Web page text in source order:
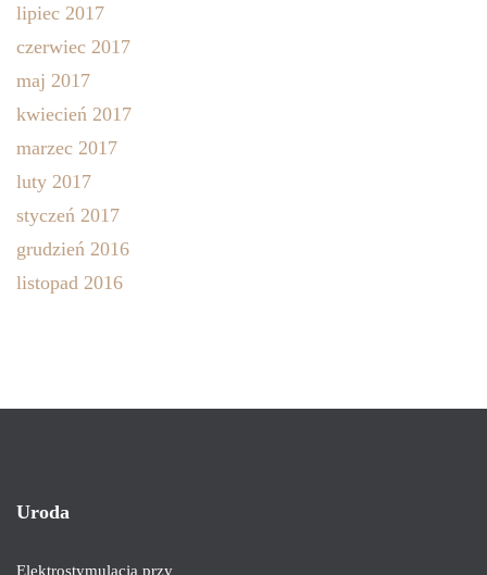
lipiec 2017
czerwiec 2017
maj 2017
kwiecień 2017
marzec 2017
luty 2017
styczeń 2017
grudzień 2016
listopad 2016
Uroda
Elektrostymulacja przy